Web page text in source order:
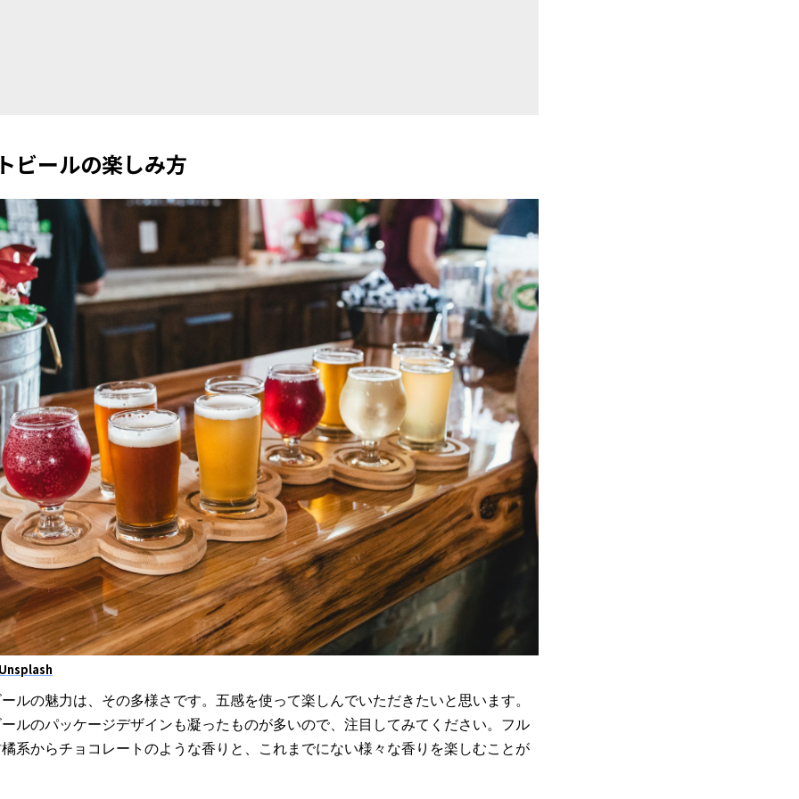
ビールの楽しみ方
ルの魅力は、その多様さです。五感を使って楽しんでいただきたいと思います。
ルのパッケージデザインも凝ったものが多いので、注目してみてください。フル
系からチョコレートのような香りと、これまでにない様々な香りを楽しむことが